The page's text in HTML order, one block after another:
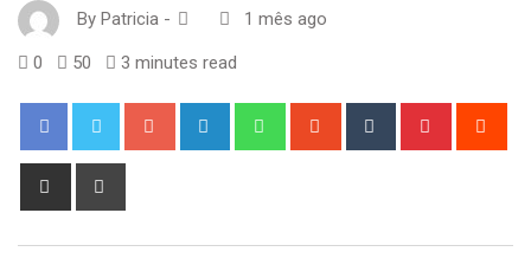
By Patricia - 1 mês ago
0 50 3 minutes read
Google+ LinkedIn WhatsappStumbleUpon
Tumblr Pinterest
Share